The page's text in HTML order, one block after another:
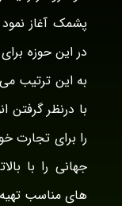
پشمک آغاز
در این حوزه
به این ترتیب
با درنظر گرفتن
را برای تجارت
جهانی را با
های مناسب